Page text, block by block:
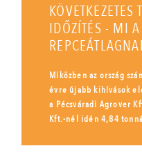
IDŐZÍTÉS - MI
Miközben az ország
évre újabb kihívások
a Pécsváradi Agrover
Kft.-nél idén 4,84